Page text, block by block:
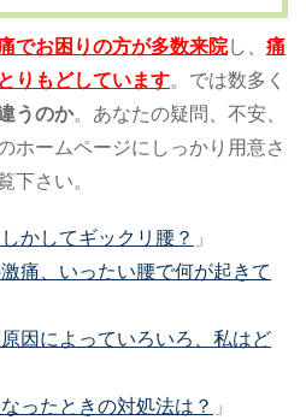
でお困りの方が多数来院し、 痛
りもどしています。では数多く
うのか。あなたの疑問、不安、
ホームページにしっかり用意さ
下さい。
かしてギックリ腰？ 」
痛、いったい腰で何が起きて
因によっていろいろ、私はど
ったときの対処法は？ 」